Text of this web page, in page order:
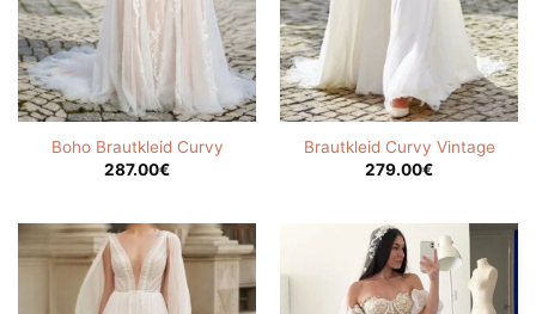
Boho Brautkleid Curvy
287.00€
Brautkleid Curvy Vintage
279.00€